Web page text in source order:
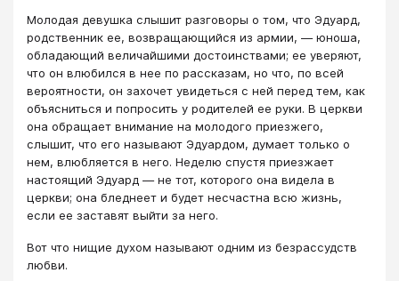
Молодая девушка слышит разговоры о том, что Эдуард,
родственник ее, возвращающийся из армии, — юноша,
обладающий величайшими достоинствами; ее уверяют,
что он влюбился в нее по рассказам, но что, по всей
вероятности, он захочет увидеться с ней перед тем, как
объясниться и попросить у родителей ее руки. В церкви
она обращает внимание на молодого приезжего,
слышит, что его называют Эдуардом, думает только о
нем, влюбляется в него. Неделю спустя приезжает
настоящий Эдуард — не тот, которого она видела в
церкви; она бледнеет и будет несчастна всю жизнь,
если ее заставят выйти за него.
Вот что нищие духом называют одним из безрассудств
любви.